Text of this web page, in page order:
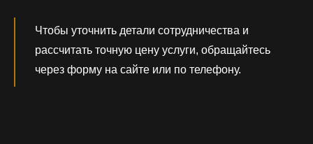
Чтобы уточнить детали сотрудничества и
рассчитать точную цену услуги, обращайтесь
через форму на сайте или по телефону.